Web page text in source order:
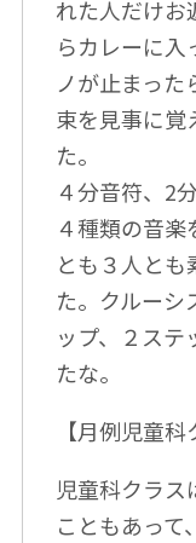
れた人だけお
らカレーに
ノが止まっ
束を見事に覚
た。
４分音符、2
４種類の音楽
とも３人と
た。クルーシ
ップ、２ステ
たな。
【月例児童科
児童科クラス
こともあって